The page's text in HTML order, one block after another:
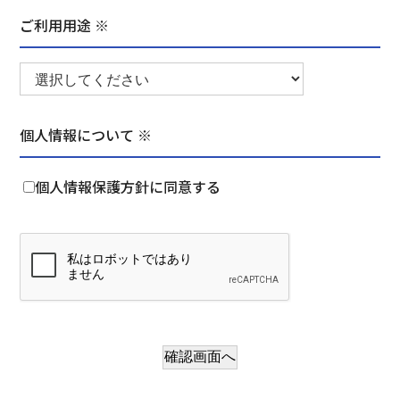
ご利用用途 ※
個人情報について ※
個人情報保護方針に同意する
確認画面へ